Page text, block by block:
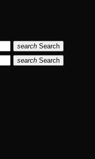
search Search
search Search